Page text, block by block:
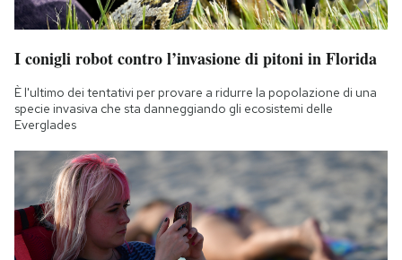
I conigli robot contro l’invasione di pitoni in Florida
È l'ultimo dei tentativi per provare a ridurre la popolazione di una
specie invasiva che sta danneggiando gli ecosistemi delle
Everglades